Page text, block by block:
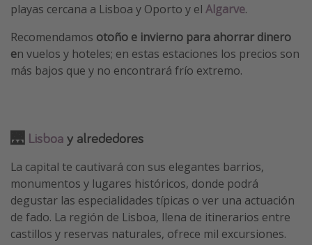
playas cercana a Lisboa y Oporto y el Algarve.
Recomendamos otoño e invierno para ahorrar dinero
en vuelos y hoteles; en estas estaciones los precios son
más bajos que y no encontrará frío extremo.
🌉 Lisboa y alrededores
La capital te cautivará con sus elegantes barrios,
monumentos y lugares históricos, donde podrá
degustar las especialidades típicas o ver una actuación
de fado. La región de Lisboa, llena de itinerarios entre
castillos y reservas naturales, ofrece mil excursiones.